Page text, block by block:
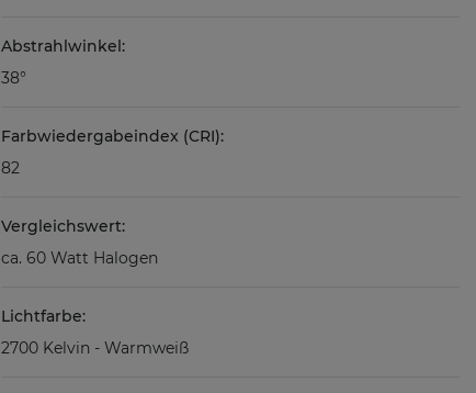
Abstrahlwinkel:
38°
Farbwiedergabeindex (CRI):
82
Vergleichswert:
ca. 60 Watt Halogen
Lichtfarbe:
2700 Kelvin - Warmweiß